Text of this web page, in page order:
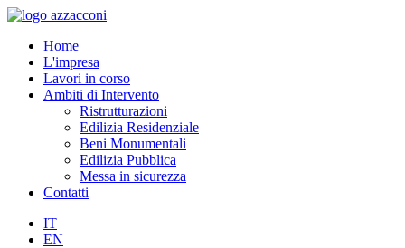
Home
L'impresa
Lavori in corso
Ambiti di Intervento
Ristrutturazioni
Edilizia Residenziale
Beni Monumentali
Edilizia Pubblica
Messa in sicurezza
Contatti
IT
EN